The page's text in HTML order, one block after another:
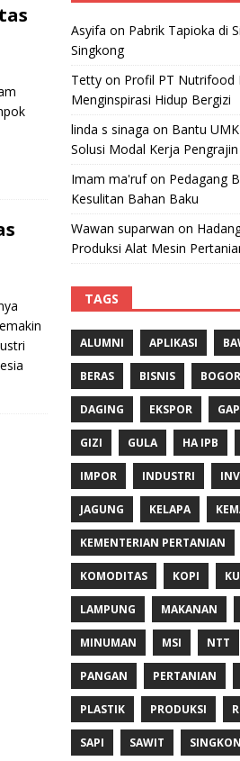
Asyifa on Pabrik Tapioka di
Singkong
Tettyon Profil PT Nutrifood
Menginspirasi Hidup Bergizi
linda s sinaga on Bantu
Solusi Modal Kerja
Imam ma'rufon Pedagang
Kesulitan Bahan Baku
Wawan suparwan on
Produksi Alat Mesin
TAGS
ALUMNI APLIKASI
BERAS BISNIS BOGOR
DAGING EKSPOR
GIZI GULA HA IPB
IMPOR INDUSTRI
JAGUNG KELAPA
KEMENTERIAN PERTANIAN
KOMODITAS KOPI
LAMPUNG MAKANAN
MINUMAN MSI NTT
PANGAN PERTANIAN
PLASTIK PRODUKSI
SAPI SAWIT